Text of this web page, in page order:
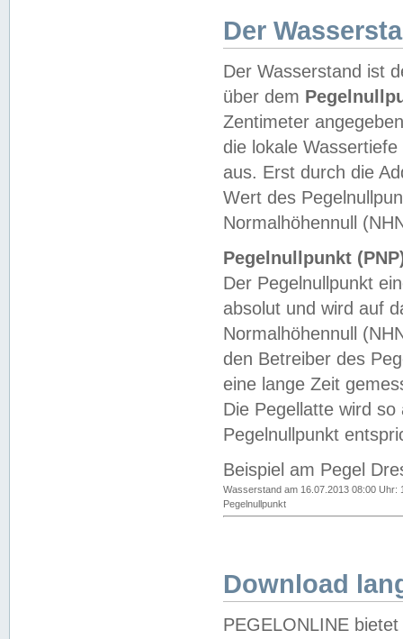
Der
Der Wasserstand ist
über dem
Zentimeter
die lokale
aus. Erst durch die
Wert des
Normalhöhennull
Pegelnullpunkt
Der Pegelnullpunkt
absolut und wird auf
Normalhöhennull
den Betreiber des
eine lange Zeit
Die Pegellatte wird
Pegelnullpunkt
Beispiel am Pegel
Wasserstand am 16.07.2013 08:00 Uhr:
Pegelnullpunkt
Download
PEGELONLINE